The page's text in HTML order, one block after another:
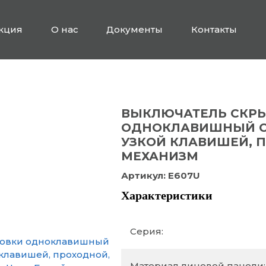
О нас Документы Контакты
ВЫКЛЮЧАТЕЛЬ
ОДНОКЛАВИШНЫЙ
УЗКОЙ КЛАВИШЕЙ,
МЕХАНИЗМ
Артикул: E607U
Характеристики
Серия: